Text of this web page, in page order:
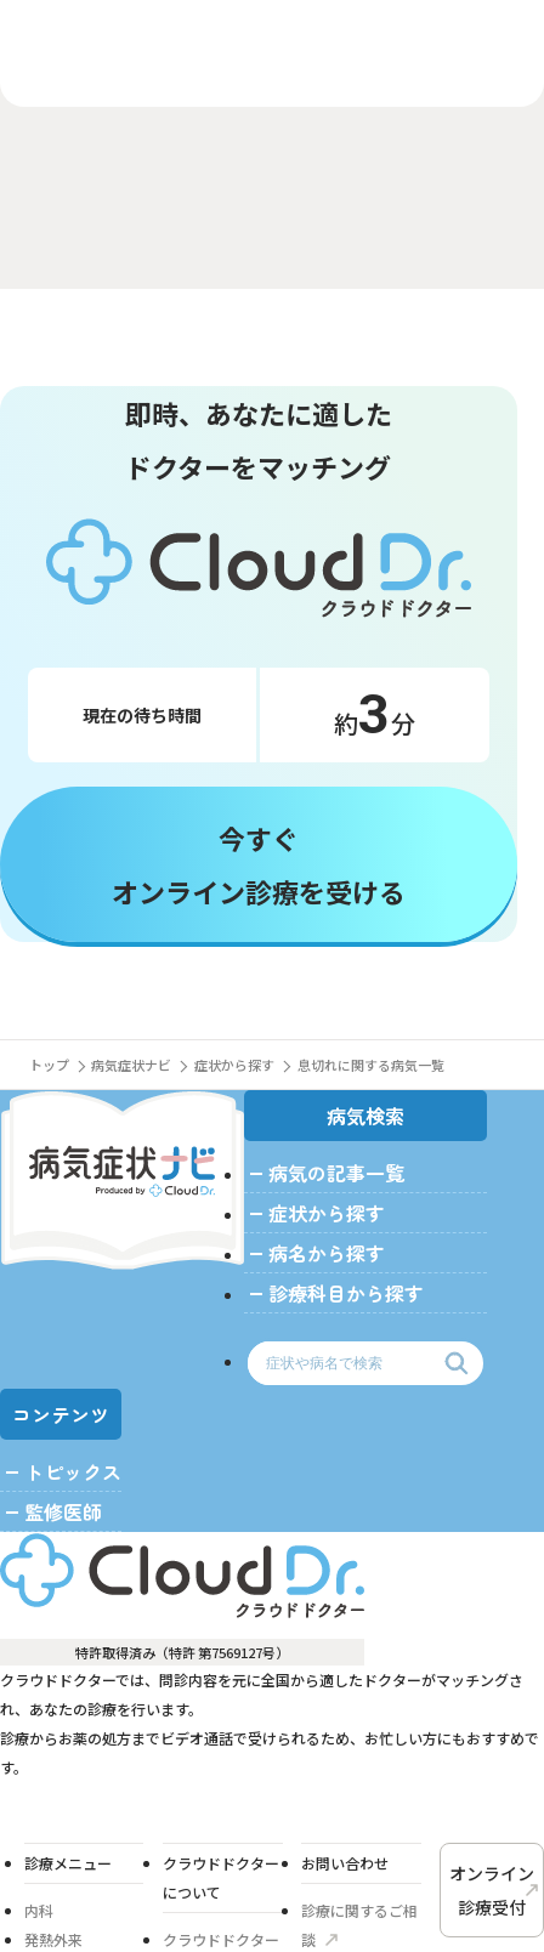
>
即時、あなたに適した
ドクターをマッチング
現在の待ち時間 約3分
今すぐ
オンライン診療を受ける
トップ 病気症状ナビ 症状から探す 息切れに関する病気一覧
病気検索
病気の記事一覧
症状から探す
病名から探す
診療科目から探す
コンテンツ
トピックス
監修医師
特許取得済み（特許 第7569127号）
クラウドドクターでは、問診内容を元に全国から適したドクターがマッチングさ
れ、あなたの診療を行います。
診療からお薬の処方までビデオ通話で受けられるため、お忙しい方にもおすすめで
す。
診療メニュー
内科
発熱外来
クラウドドクター
について
クラウドドクター
お問い合わせ
診療に関するご相
談
オンライン
診療受付